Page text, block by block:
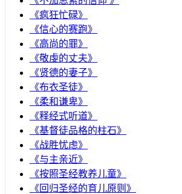
《疯狂忙碌》
《信心的赛跑》
《高尚的罪》
《敬虔的丈夫》
《贤德的妻子》
《布衣圣徒》
《柔和谦卑》
《释经式听道》
《基督徒品格的柱石》
《战胜忧虑》
《与主亲近》
《按照圣经教养儿童》
《回归圣经的育儿原则》